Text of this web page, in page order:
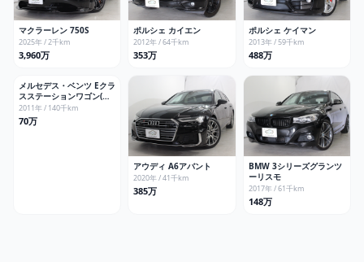
マクラーレン 750S
2025年 /2千km
3,960万
ポルシェ カイエン
2012年 /64千km
353万
ポルシェ ケイマン
2013年 /59千km
488万
メルセデス・ベンツ Eクラ
スステーションワゴン(全
て)
2011年 / 140千km
70万
アウディ A6アバント
2020年 /41千km
385万
BMW 3シリーズグランツ
ーリスモ
2017年 /61千km
148万